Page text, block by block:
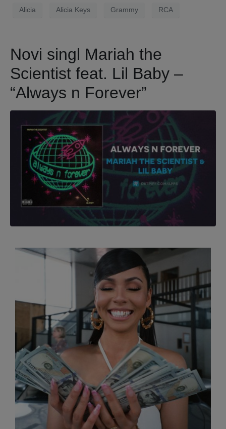
Alicia Alicia Keys Grammy RCA
Novi singl Mariah the
Scientist feat. Lil Baby –
“Always n Forever”